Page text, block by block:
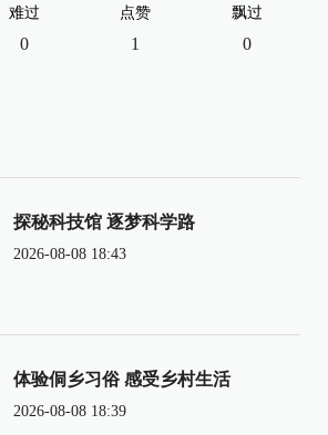
难过
0
点赞
1
飘过
0
探秘科技馆 逐梦科学路
2026-08-08 18:43
体验侗乡习俗 感受乡村生活
2026-08-08 18:39